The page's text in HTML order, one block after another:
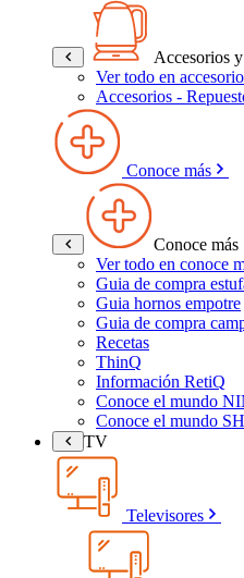
Accesorios
Ver todo en
Accesorios -
Conoce más
Conoce más
Ver todo en conoce
Guia de compra
Guia hornos empotre
Guia de compra
Recetas
ThinQ
Información RetiQ
Conoce el mundo
Conoce el mundo
TV
Televisores